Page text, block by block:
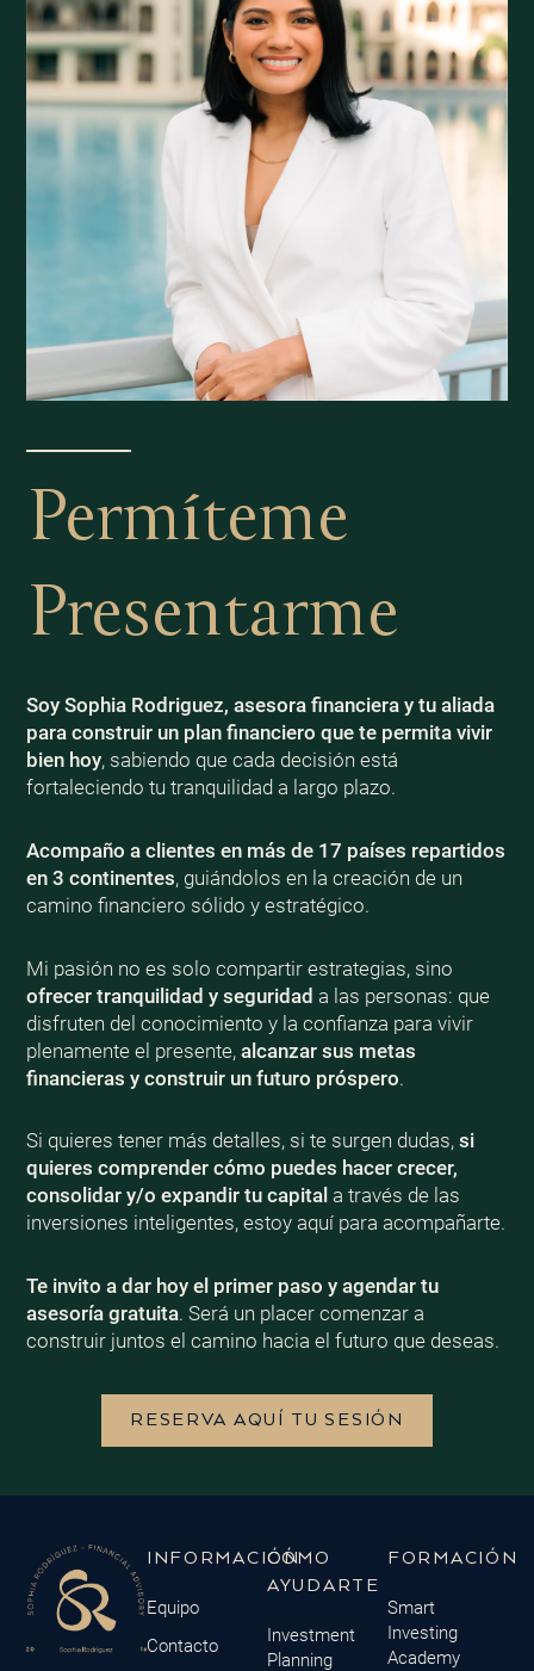
Permíteme
Presentarme
Soy Sophia Rodriguez, asesora financiera y tu aliada
para construir un plan financiero que te permita vivir
bien hoy, sabiendo que cada decisión está
fortaleciendo tu tranquilidad a largo plazo.
Acompaño a clientes en más de 17 países repartidos
en 3 continentes, guiándolos en la creación de un
camino financiero sólido y estratégico.
Mi pasión no es solo compartir estrategias, sino
ofrecer tranquilidad y seguridad a las personas: que
disfruten del conocimiento y la confianza para vivir
plenamente el presente, alcanzar sus metas
financieras y construir un futuro próspero.
Si quieres tener más detalles, si te surgen dudas, si
quieres comprender cómo puedes hacer crecer,
consolidar y/o expandir tu capital a través de las
inversiones inteligentes, estoy aquí para acompañarte.
Te invito a dar hoy el primer paso y agendar tu
asesoría gratuita. Será un placer comenzar a
construir juntos el camino hacia el futuro que deseas.
RESERVA AQUÍ TU SESIÓN
INFORMACIÓN
Equipo
Contacto
CÓMO
AYUDARTE
Investment
Planning
FORMACIÓN
Smart
Investing
Academy